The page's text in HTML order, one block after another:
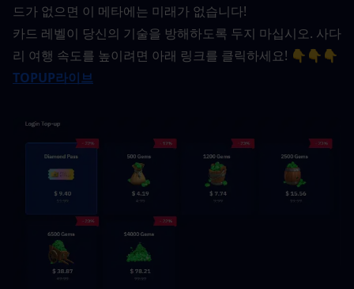
드가 없으면 이 메타에는 미래가 없습니다!
카드 레벨이 당신의 기술을 방해하도록 두지 마십시오. 사다
리 여행 속도를 높이려면 아래 링크를 클릭하세요! 👇👇👇
TOPUP라이브